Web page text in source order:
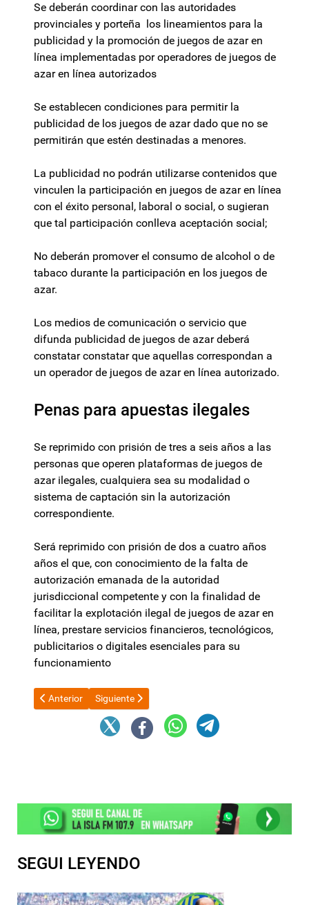
Se deberán coordinar con las autoridades
provinciales y porteña los lineamientos para la
publicidad y la promoción de juegos de azar en
línea implementadas por operadores de juegos de
azar en línea autorizados
Se establecen condiciones para permitir la
publicidad de los juegos de azar dado que no se
permitirán que estén destinadas a menores.
La publicidad no podrán utilizarse contenidos que
vinculen la participación en juegos de azar en línea
con el éxito personal, laboral o social, o sugieran
que tal participación conlleva aceptación social;
No deberán promover el consumo de alcohol o de
tabaco durante la participación en los juegos de
azar.
Los medios de comunicación o servicio que
difunda publicidad de juegos de azar deberá
constatar constatar que aquellas correspondan a
un operador de juegos de azar en línea autorizado.
Penas para apuestas ilegales
Se reprimido con prisión de tres a seis años a las
personas que operen plataformas de juegos de
azar ilegales, cualquiera sea su modalidad o
sistema de captación sin la autorización
correspondiente.
Será reprimido con prisión de dos a cuatro años
años el que, con conocimiento de la falta de
autorización emanada de la autoridad
jurisdiccional competente y con la finalidad de
facilitar la explotación ilegal de juegos de azar en
línea, prestare servicios financieros, tecnológicos,
publicitarios o digitales esenciales para su
funcionamiento
Artículo anterior: Calificaron de “aberración” el proyecto
Anterior Artículo siguiente: El Rodeo es escenario del
Siguiente
SEGUI LEYENDO